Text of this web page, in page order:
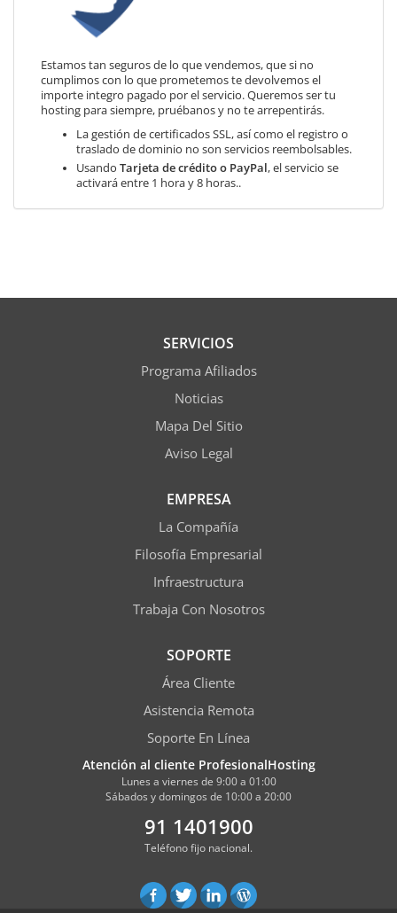
Estamos tan seguros de lo que vendemos, que si no
cumplimos con lo que prometemos te devolvemos el
importe integro pagado por el servicio. Queremos ser tu
hosting para siempre, pruébanos y no te arrepentirás.
La gestión de certificados SSL, así como el registro o
traslado de dominio no son servicios reembolsables.
Usando Tarjeta de crédito o PayPal, el servicio se
activará entre 1 hora y 8 horas..
SERVICIOS
Programa Afiliados
Noticias
Mapa Del Sitio
Aviso Legal
EMPRESA
La Compañía
Filosofía Empresarial
Infraestructura
Trabaja Con Nosotros
SOPORTE
Área Cliente
Asistencia Remota
Soporte En Línea
Atención al cliente ProfesionalHosting
Lunes a viernes de 9:00 a 01:00
Sábados y domingos de 10:00 a 20:00
91 1401900
Teléfono fijo nacional.